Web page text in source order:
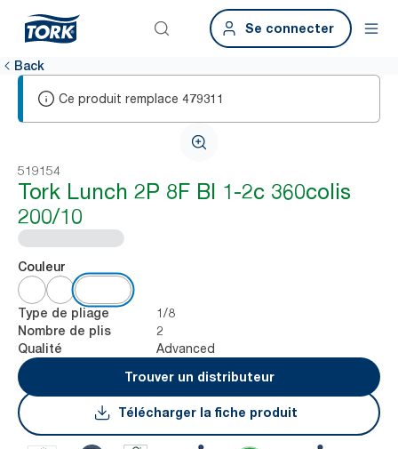
Se connecter
Back
Ce produit remplace 479311
519154
Tork Lunch 2P 8F Bl 1-2c 360colis
200/10
Couleur
Type de pliage 1/8
Nombre de plis 2
Qualité
Advanced
Trouver un distributeur
Télécharger la fiche produit